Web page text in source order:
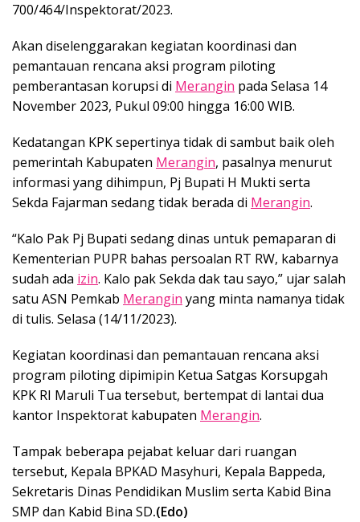
700/464/Inspektorat/2023.
Akan diselenggarakan kegiatan koordinasi dan
pemantauan rencana aksi program piloting
pemberantasan korupsi di Merangin pada Selasa 14
November 2023, Pukul 09:00 hingga 16:00 WIB.
Kedatangan KPK sepertinya tidak di sambut baik oleh
pemerintah Kabupaten Merangin, pasalnya menurut
informasi yang dihimpun, Pj Bupati H Mukti serta
Sekda Fajarman sedang tidak berada di Merangin.
“Kalo Pak Pj Bupati sedang dinas untuk pemaparan di
Kementerian PUPR bahas persoalan RT RW, kabarnya
sudah ada izin. Kalo pak Sekda dak tau sayo,” ujar salah
satu ASN Pemkab Merangin yang minta namanya tidak
di tulis. Selasa (14/11/2023).
Kegiatan koordinasi dan pemantauan rencana aksi
program piloting dipimipin Ketua Satgas Korsupgah
KPK RI Maruli Tua tersebut, bertempat di lantai dua
kantor Inspektorat kabupaten Merangin.
Tampak beberapa pejabat keluar dari ruangan
tersebut, Kepala BPKAD Masyhuri, Kepala Bappeda,
Sekretaris Dinas Pendidikan Muslim serta Kabid Bina
SMP dan Kabid Bina SD.(Edo)